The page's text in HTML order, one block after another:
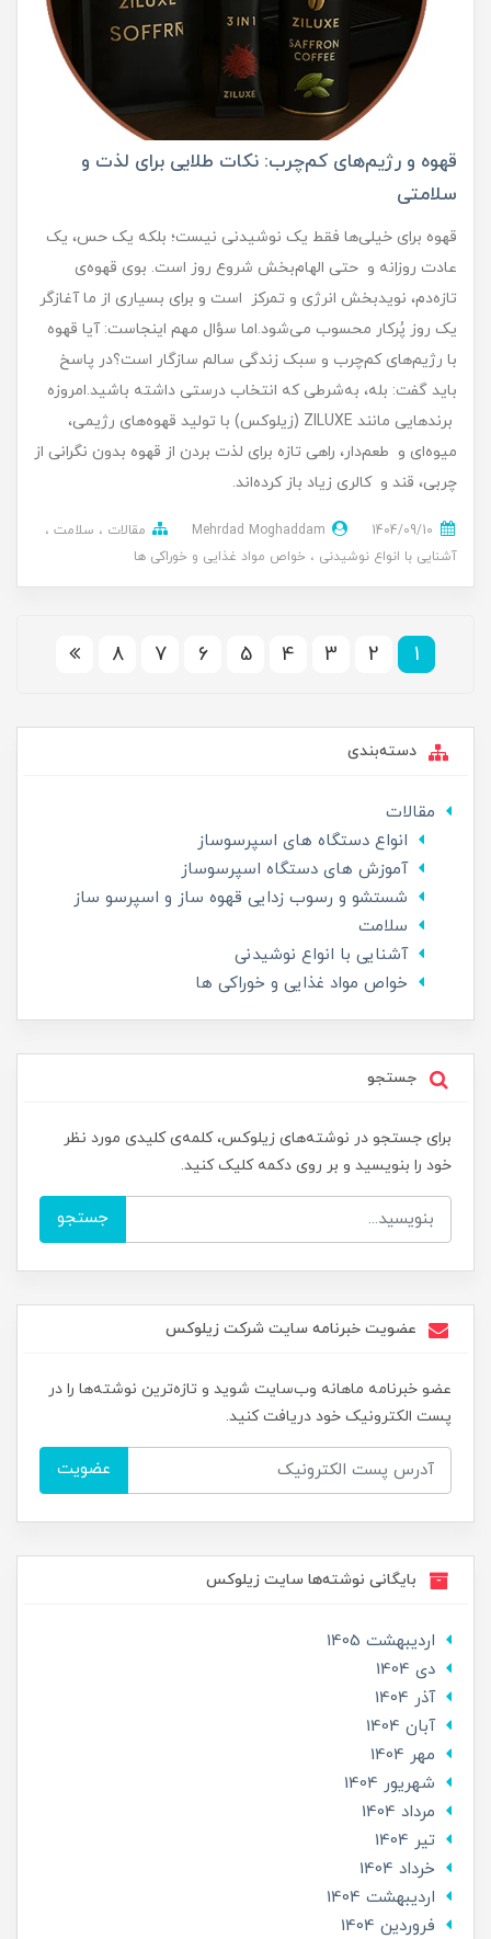
قهوه و رژیم‌های کم‌چرب: نکات طلایی برای لذت و
سلامتی
قهوه برای خیلی‌ها فقط یک نوشیدنی نیست؛ بلکه یک حس، یک
عادت روزانه و حتی الهام‌بخش شروع روز است. بوی قهوه‌ی
تازه‌دم، نویدبخش انرژی و تمرکز است و برای بسیاری از ما آغازگر
یک روز پُرکار محسوب می‌شود.اما سؤال مهم اینجاست: آیا قهوه
با رژیم‌های کم‌چرب و سبک زندگی سالم سازگار است؟در پاسخ
باید گفت: بله، به‌شرطی که انتخاب درستی داشته باشید.امروزه
برندهایی مانند ZILUXE (زیلوکس) با تولید قهوه‌های رژیمی،
میوه‌ای و طعم‌دار، راهی تازه برای لذت بردن از قهوه بدون نگرانی از
چربی، قند و کالری زیاد باز کرده‌اند.
Mehrdad Moghaddam مقالات
سلامت
آشنایی با انواع نوشیدنی
خواص مواد غذایی و خوراکی ها
1
2
3
4
5
6
7
8
دسته‌بندی
مقالات
انواع دستگاه های اسپرسوساز
آموزش های دستگاه اسپرسوساز
شستشو و رسوب زدایی قهوه ساز و اسپرسو ساز
سلامت
آشنایی با انواع نوشیدنی
خواص مواد غذایی و خوراکی ها
جستجو
برای جستجو در نوشته‌های زیلوکس، کلمه‌ی کلیدی مورد نظر
خود را بنویسید و بر روی دکمه کلیک کنید.
جستجو
عضویت خبرنامه سایت شرکت زیلوکس
عضو خبرنامه ماهانه وب‌سایت شوید و تازه‌ترین نوشته‌ها را در
پست الکترونیک خود دریافت کنید.
عضویت
بایگانی نوشته‌ها سایت زیلوکس
ارديبهشت 1405
دی 1404
آذر 1404
آبان 1404
مهر 1404
شهریور 1404
مرداد 1404
تير 1404
خرداد 1404
ارديبهشت 1404
فروردین 1404